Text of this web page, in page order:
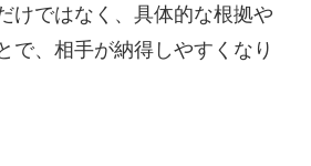
けではなく、具体的な根拠や
で、相手が納得しやすくなり